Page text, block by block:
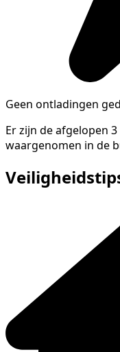
Geen ontladingen
Er zijn de afgelopen
waargenomen in de